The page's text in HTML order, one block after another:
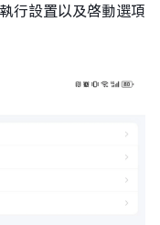
行設置以及啓動選項